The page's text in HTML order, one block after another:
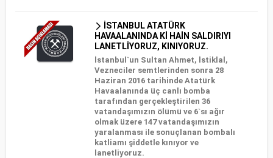
İSTANBUL ATATÜRK
HAVAALANINDA Kİ HAİN SALDIRIYI
LANETLİYORUZ, KINIYORUZ.
İstanbul`un Sultan Ahmet, İstiklal,
Vezneciler semtlerinden sonra 28
Haziran 2016 tarihinde Atatürk
Havaalanında üç canlı bomba
tarafından gerçekleştirilen 36
vatandaşımızın ölümü ve 6`sı ağır
olmak üzere 147 vatandaşımızın
yaralanması ile sonuçlanan bombalı
katliamı şiddetle kınıyor ve
lanetliyoruz.